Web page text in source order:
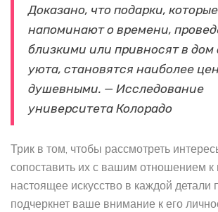
Доказано, что подарки, которые
напоминают о времени,
близкими или привносят в дом
уюта, становятся наиболее
душевными. — Исследование
университета Колорадо
Трик в том, чтобы рассмотреть
сопоставить их с вашим отношением к
настоящее искусство в каждой детали
подчеркнет ваше внимание к его